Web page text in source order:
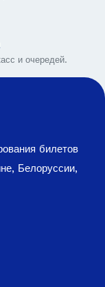
и очередей.
билетов
Белоруссии,